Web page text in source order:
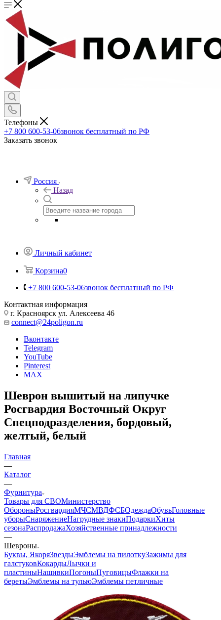
Телефоны
+7 800 600-53-06звонок бесплатный по РФ
Заказать звонок
Россия
Назад
Личный кабинет
Корзина0
+7 800 600-53-06звонок бесплатный по РФ
Контактная информация
г. Красноярск ул. Алексеева 46
connect@24poligon.ru
Вконтакте
Telegram
YouTube
Pinterest
MAX
Шеврон вышитый на липучке
Росгвардия Восточный Округ
Спецподразделения, бордовый,
желтый, белый
Главная
—
Каталог
—
Фурнитура
Товары для СВОМинистерство
ОбороныРосгвардияМЧСМВДФСБОдеждаОбувьГоловные
уборыСнаряжениеНагрудные знакиПодаркиХиты
сезонаРаспродажаХозяйственные принадлежности
—
Шевроны
Буквы, ЯкоряЗвездыЭмблемы на пилоткуЗажимы для
галстуковКокардыЛычки и
пластиныНашивкиПогоныПуговицыФлажки на
беретыЭмблемы на тульюЭмблемы петличные